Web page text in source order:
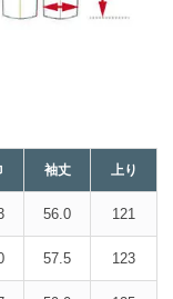
袖丈 上り
56.0 121
57.5 123